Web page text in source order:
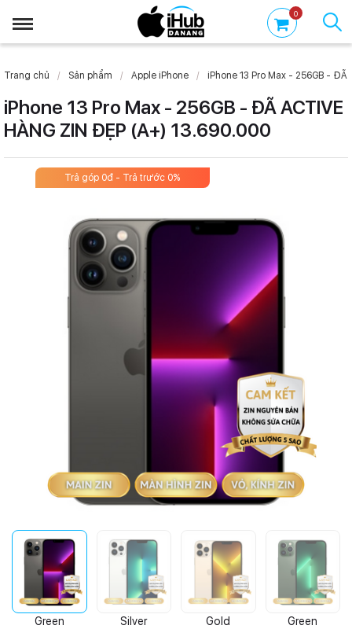
0
Trang chủ Sản phẩm Apple iPhone iPhone 13 Pro Max - 256GB - ĐÃ
iPhone 13 Pro Max - 256GB - ĐÃ ACTIVE
HÀNG ZIN ĐẸP (A+) 13.690.000
Trả góp 0đ - Trả trước 0%
Green Silver Gold Green